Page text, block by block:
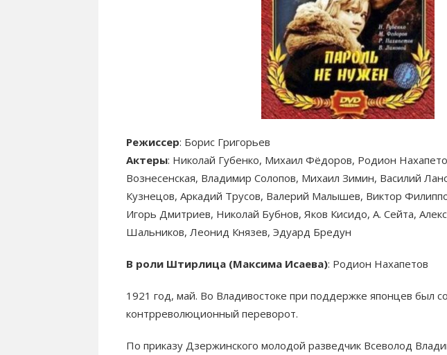
Режиссер: Борис Григорьев
Актеры: Николай Губенко, Михаил Фёдоров, Родион
Вознесенская, Владимир Солопов, Михаил Зимин, Василий
Кузнецов, Аркадий Трусов, Валерий Малышев, Виктор
Игорь Дмитриев, Николай Бубнов, Яков Кисидо, А. Сейта,
Шальников, Леонид Князев, Эдуард Бредун
В роли Штирлица (Максима Исаева): Родион Нахапетов
1921 год, май. Во Владивостоке при поддержке японцев был
контрреволюционный переворот.
По приказу Дзержинского молодой разведчик Всеволод